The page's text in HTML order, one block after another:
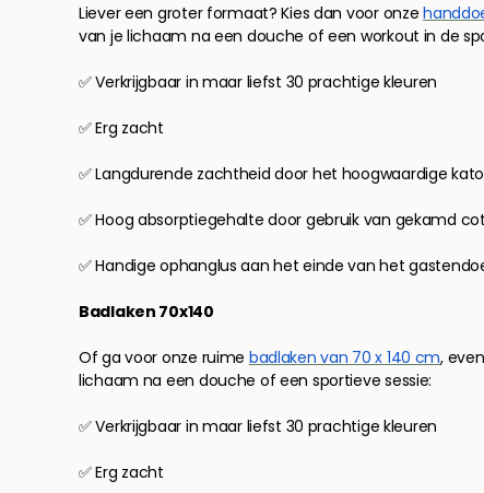
Liever een groter formaat? Kies dan voor onze
van je lichaam na een douche of een workout in de
✅ Verkrijgbaar in maar liefst 30 prachtige kleuren
✅ Erg zacht
✅ Langdurende zachtheid door het hoogwaardige
✅ Hoog absorptiegehalte door gebruik van gekamd
✅ Handige ophanglus aan het einde van het
Badlaken 70x140
Of ga voor onze ruime badlaken van 70 x 140 cm,
lichaam na een douche of een sportieve sessie:
✅ Verkrijgbaar in maar liefst 30 prachtige kleuren
✅ Erg zacht